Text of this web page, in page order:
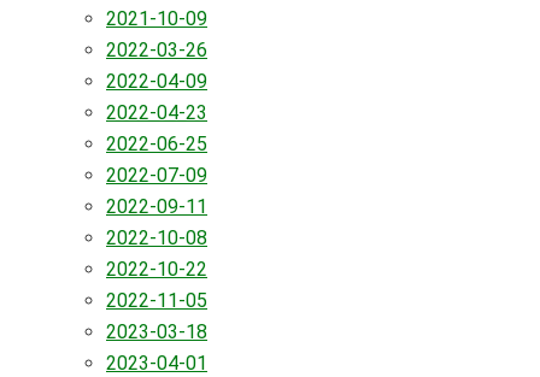
2021-10-09
2022-03-26
2022-04-09
2022-04-23
2022-06-25
2022-07-09
2022-09-11
2022-10-08
2022-10-22
2022-11-05
2023-03-18
2023-04-01